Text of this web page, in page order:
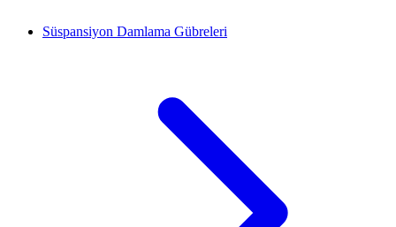
Süspansiyon Damlama Gübreleri